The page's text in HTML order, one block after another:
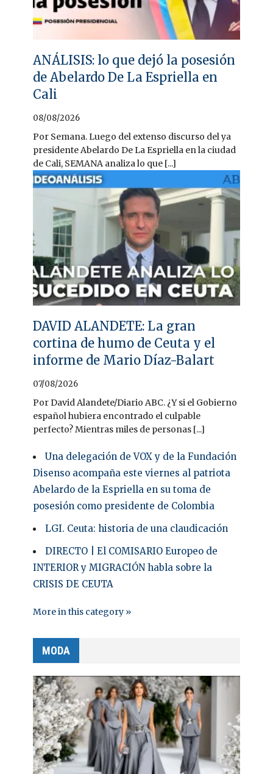
ANÁLISIS: lo que dejó la posesión
de Abelardo De La Espriella en
Cali
08/08/2026
Por Semana. Luego del extenso discurso del ya
presidente Abelardo De La Espriella en la ciudad
de Cali, SEMANA analiza lo que [...]
DAVID ALANDETE: La gran
cortina de humo de Ceuta y el
informe de Mario Díaz-Balart
07/08/2026
Por David Alandete/Diario ABC. ¿Y si el Gobierno
español hubiera encontrado el culpable
perfecto? Mientras miles de personas [...]
Una delegación de VOX y de la Fundación
Disenso acompaña este viernes al patriota
Abelardo de la Espriella en su toma de
posesión como presidente de Colombia
LGI. Ceuta: historia de una claudicación
DIRECTO | El COMISARIO Europeo de
INTERIOR y MIGRACIÓN habla sobre la
CRISIS DE CEUTA
More in this category »
MODA